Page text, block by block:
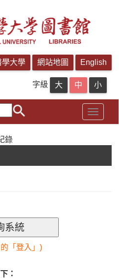
字級
錄
「登入」)
：